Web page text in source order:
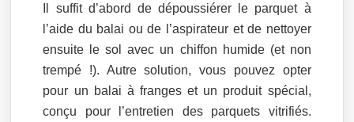
Il suffit d’abord de dépoussiérer le parquet à
l’aide du balai ou de l’aspirateur et de nettoyer
ensuite le sol avec un chiffon humide (et non
trempé !). Autre solution, vous pouvez opter
pour un balai à franges et un produit spécial,
conçu pour l’entretien des parquets vitrifiés.